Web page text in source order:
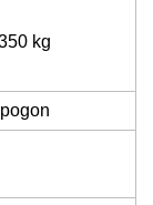
50 kg